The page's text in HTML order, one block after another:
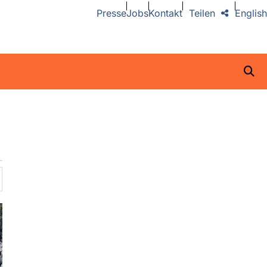
PresseJobsKontakt English
Teilen